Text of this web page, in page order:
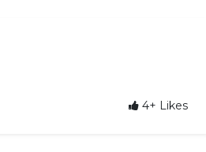
4+ Likes